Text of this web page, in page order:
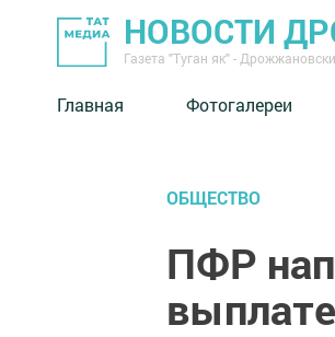
НОВОСТИ
Газета "Туган як" -
Главная Фотогалереи
ОБЩЕСТВО
ПФР